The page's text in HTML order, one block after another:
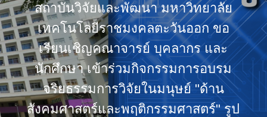
สถาบันวิจัยและพัฒนา มหาวิทยาลัย
เทคโนโลยีราชมงคลตะวันออก ขอ
เรียนเชิญคณาจารย์ บุคลากร และ
นักศึกษา เข้าร่วมกิจกรรมการอบรม
จริยธรรมการวิจัยในมนุษย์ "ด้าน
สังคมศาสตร์และพฤติกรรมศาสตร์" รูป